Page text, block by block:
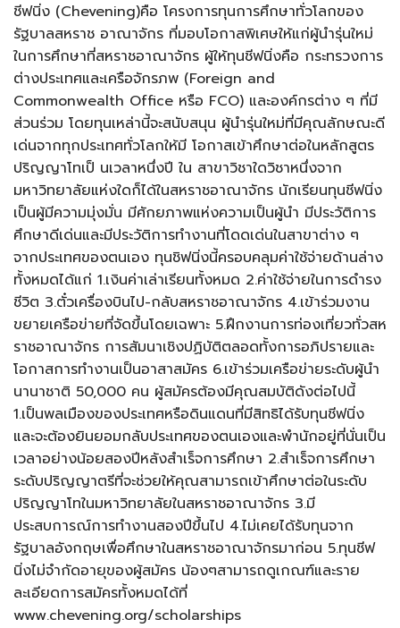
ชีฟนิ่ง (Chevening)คือ โครงการทุนการศึกษาทั่วโลกของ
รัฐบาลสหราช อาณาจักร ที่มอบโอกาสพิเศษให้แก่ผู้นำรุ่นใหม่
ในการศึกษาที่สหราชอาณาจักร ผู้ให้ทุนชีฟนิ่งคือ กระทรวงการ
ต่างประเทศและเครือจักรภพ (Foreign and
Commonwealth Office หรือ FCO) และองค์กรต่าง ๆ ที่มี
ส่วนร่วม โดยทุนเหล่านี้จะสนับสนุน ผู้นำรุ่นใหม่ที่มีคุณลักษณะดี
เด่นจากทุกประเทศทั่วโลกให้มี โอกาสเข้าศึกษาต่อในหลักสูตร
ปริญญาโทเป็ นเวลาหนึ่งปี ใน สาขาวิชาใดวิชาหนึ่งจาก
มหาวิทยาลัยแห่งใดก็ได้ในสหราชอาณาจักร นักเรียนทุนชีฟนิ่ง
เป็นผู้มีความมุ่งมั่น มีศักยภาพแห่งความเป็นผู้นำ มีประวัติการ
ศึกษาดีเด่นและมีประวัติการทำงานที่โดดเด่นในสาขาต่าง ๆ
จากประเทศของตนเอง ทุนชิฟนิ่งนี้ครอบคลุมค่าใช้จ่ายด้านล่าง
ทั้งหมดได้แก่ 1.เงินค่าเล่าเรียนทั้งหมด 2.ค่าใช้จ่ายในการดำรง
ชีวิต 3.ตั๋วเครื่องบินไป-กลับสหราชอาณาจักร 4.เข้าร่วมงาน
ขยายเครือข่ายที่จัดขึ้นโดยเฉพาะ 5.ฝึกงานการท่องเที่ยวทั่วสห
ราชอาณาจักร การสัมนาเชิงปฏิบัติตลอดทั้งการอภิปรายและ
โอกาสการทำงานเป็นอาสาสมัคร 6.เข้าร่วมเครือข่ายระดับผู้นำ
นานาชาติ 50,000 คน ผู้สมัครต้องมีคุณสมบัติดังต่อไปนี้
1.เป็นพลเมืองของประเทศหรือดินแดนที่มีสิทธิได้รับทุนชีฟนิ่ง
และจะต้องยินยอมกลับประเทศของตนเองและพำนักอยู่ที่นั่นเป็น
เวลาอย่างน้อยสองปีหลังสำเร็จการศึกษา 2.สำเร็จการศึกษา
ระดับปริญญาตรีที่จะช่วยให้คุณสามารถเข้าศึกษาต่อในระดับ
ปริญญาโทในมหาวิทยาลัยในสหราชอาณาจักร 3.มี
ประสบการณ์การทำงานสองปีขึ้นไป 4.ไม่เคยได้รับทุนจาก
รัฐบาลอังกฤษเพื่อศึกษาในสหราชอาณาจักรมาก่อน 5.ทุนชีฟ
นิ่งไม่จำกัดอายุของผู้สมัคร น้องๆสามารถดูเกณฑ์และราย
ละเอียดการสมัครทั้งหมดได้ที่
www.chevening.org/scholarships